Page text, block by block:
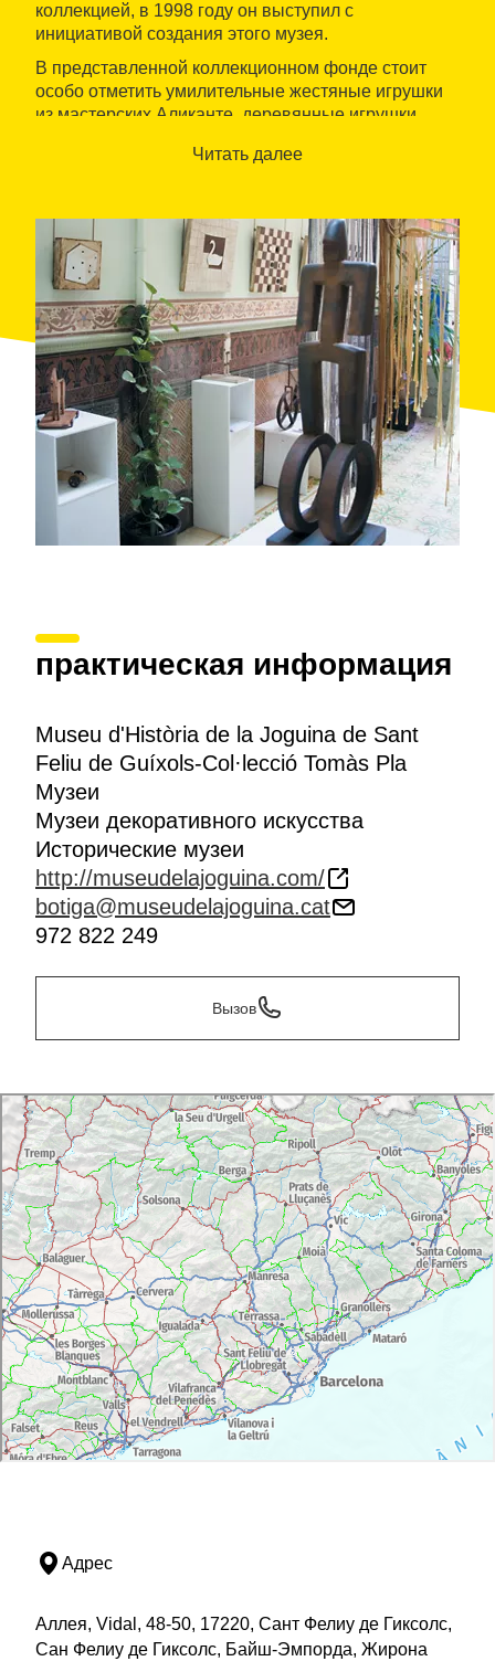
коллекцией, в 1998 году он выступил с
инициативой создания этого музея.
В представленной коллекционном фонде стоит
особо отметить умилительные жестяные игрушки
из мастерских Аликанте, деревянные игрушки
незабываемые настольные игры фирмы Borrás и
можно найти исторических кукол, оставивших след
в народной памяти, например, «Марикиту Перес»
или «Гвендолину».
Те, кто хочет унести с собой фрагмент этой памяти,
может приобрести вмагазинеодну из копий этих
уникальных экспонатов, бережно изготовленных
отечественными и зарубежными фирмами,
специализирующимися на создании
высококачественных моделей. Кроме того, музей
организованные экскурсии
для групп
от 20 человек.
Читать далее
практическая информация
Museu d'Història de la Joguina de Sant
Feliu de Guíxols-Col·lecció Tomàs Pla
Музеи
Музеи декоративного искусства
Исторические музеи
http://museudelajoguina.com/
botiga@museudelajoguina.cat
972 822 249
Вызов
Адрес
Аллея, Vidal, 48-50, 17220, Сант Фелиу де Гиксолс,
Сан Фелиу де Гиксолс, Байш-Эмпорда, Жирона